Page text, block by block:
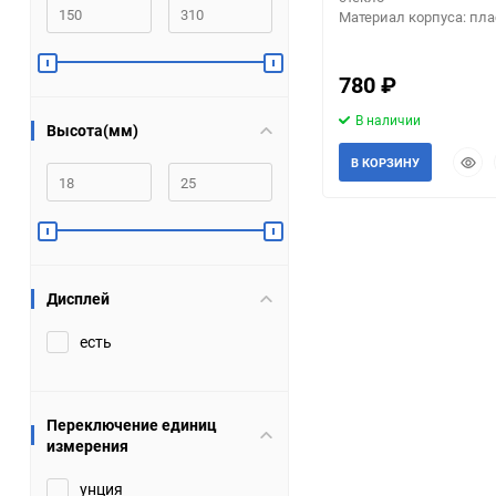
Насосы бытовые
Климатическая техника
оборудование
Высота(мм)
Дисплей
есть
Переключение единиц
измерения
унция
Материал корпуса:
780₽
В наличии
В КОРЗИНУ